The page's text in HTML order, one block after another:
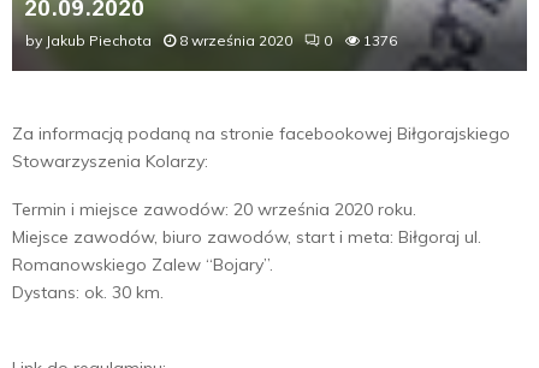
A
Y
M
E
20.09.2020
by Jakub Piechota 8 września 2020 0 1376
Za informacją podaną na stronie facebookowej Biłgorajskiego
Stowarzyszenia Kolarzy:
Termin i miejsce zawodów: 20 września 2020 roku.
Miejsce zawodów, biuro zawodów, start i meta: Biłgoraj ul.
Romanowskiego Zalew “Bojary”.
Dystans: ok. 30 km.